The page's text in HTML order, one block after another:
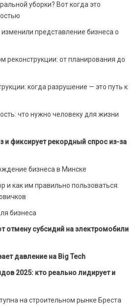
уборки? Вот когда это
представление бизнеса о
реконструкции: от планирования до
когда разрушение — это путь к
что нужно человеку для жизни
и фиксирует рекордный спрос из-за
бизнеса в Минске
и как им правильно пользоваться:
бизнеса
отмену субсидий на электромобили
давление на Big Tech
2025: кто реально лидирует и
на строительном рынке Бреста